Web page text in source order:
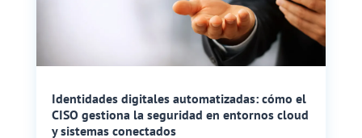
Identidades digitales automatizadas: cómo el
CISO gestiona la seguridad en entornos cloud
y sistemas conectados